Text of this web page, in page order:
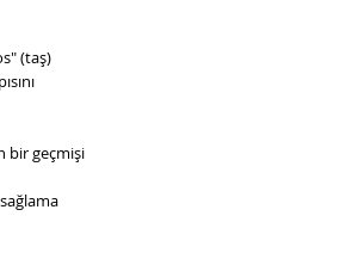
(taş)
bir geçmişi